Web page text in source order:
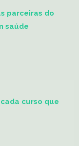
parceiras do
saúde
curso que